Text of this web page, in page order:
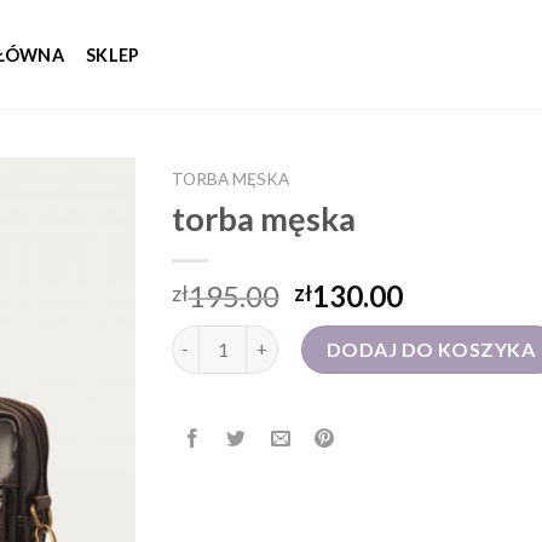
SKLEP
TORBA MĘSKA
torba męska
zł195.00 zł130.00
ilość torba męska DODAJ DO KOSZYKA